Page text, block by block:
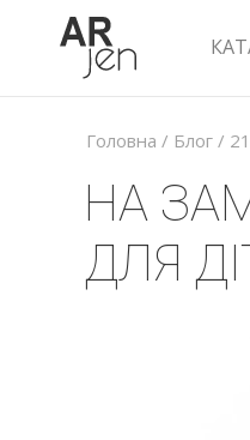
Головна / Блог /
НА
ДЛЯ